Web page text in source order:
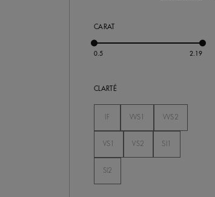
CARAT
CLARTÉ
IFNon Séléctionné
VVS1
VVS2
VS1
VS2
SI1
SI2